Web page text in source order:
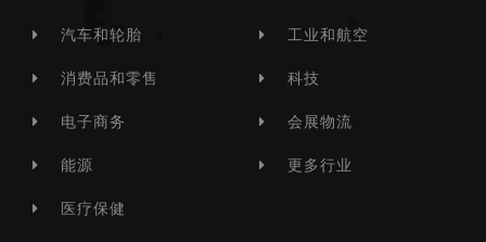
汽车和轮胎
消费品和零售
电子商务
能源
医疗保健
工业和航空
科技
会展物流
更多行业